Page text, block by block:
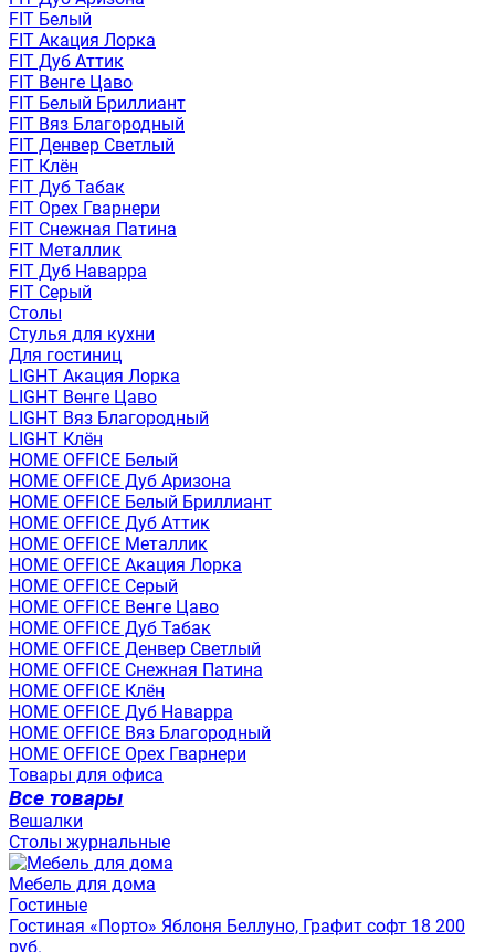
FIT Белый
FIT Акация Лорка
FIT Дуб Аттик
FIT Венге Цаво
FIT Белый Бриллиант
FIT Вяз Благородный
FIT Денвер Светлый
FIT Клён
FIT Дуб Табак
FIT Орех Гварнери
FIT Снежная Патина
FIT Металлик
FIT Дуб Наварра
FIT Серый
Столы
Стулья для кухни
Для гостиниц
LIGHT Акация Лорка
LIGHT Венге Цаво
LIGHT Вяз Благородный
LIGHT Клён
HOME OFFICE Белый
HOME OFFICE Дуб Аризона
HOME OFFICE Белый Бриллиант
HOME OFFICE Дуб Аттик
HOME OFFICE Металлик
HOME OFFICE Акация Лорка
HOME OFFICE Серый
HOME OFFICE Венге Цаво
HOME OFFICE Дуб Табак
HOME OFFICE Денвер Светлый
HOME OFFICE Снежная Патина
HOME OFFICE Клён
HOME OFFICE Дуб Наварра
HOME OFFICE Вяз Благородный
HOME OFFICE Орех Гварнери
Товары для офиса
Все товары
Вешалки
Столы журнальные
Мебель для дома
Гостиные
Гостиная «Порто» Яблоня Беллуно, Графит софт 18 200
руб.